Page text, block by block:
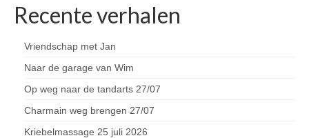
Recente verhalen
Vriendschap met Jan
Naar de garage van Wim
Op weg naar de tandarts 27/07
Charmain weg brengen 27/07
Kriebelmassage 25 juli 2026